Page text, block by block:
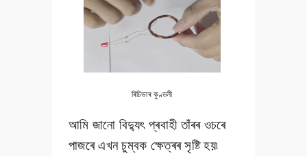
ৰিচিভাৰ কুণ্ডলী
আমি জানো বিদ্যুৎ প্ৰবাহী তাঁৰৰ ওচৰে
পাজৰে এখন চুম্বক ক্ষেত্ৰৰ সৃষ্টি হয়৷